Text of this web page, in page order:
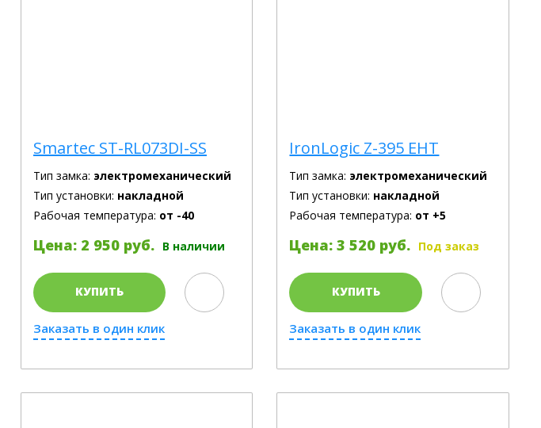
Smartec ST-RL073DI-SS
Тип замка: электромеханический
Тип установки: накладной
Рабочая температура: от -40
Цена: 2 950 руб. В наличии
КУПИТЬ
Заказать в один клик
IronLogic Z-395 EHT
Тип замка: электромеханический
Тип установки: накладной
Рабочая температура: от +5
Цена: 3 520 руб. Под заказ
КУПИТЬ
Заказать в один клик